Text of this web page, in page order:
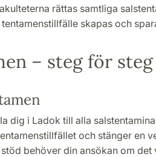
rättas samtliga
skapas och
– steg för steg
dig i Ladok till alla
och stänger en
behöver din ansökan om